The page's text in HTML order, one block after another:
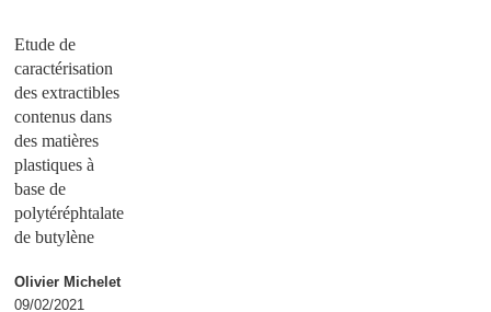
Etude de
caractérisation
des extractibles
contenus dans
des matières
plastiques à
base de
polytéréphtalate
de butylène
Olivier Michelet
09/02/2021